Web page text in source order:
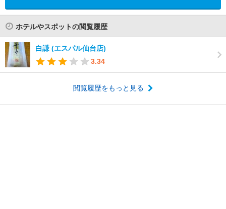
ホテルやスポットの閲覧履歴
白謙 (エスパル仙台店)
3.34
閲覧履歴をもっと見る